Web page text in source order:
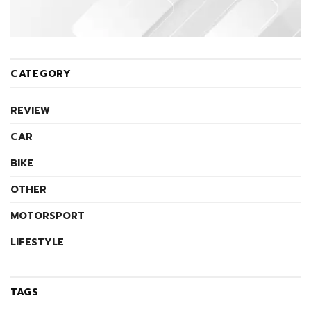
CATEGORY
REVIEW
CAR
BIKE
OTHER
MOTORSPORT
LIFESTYLE
TAGS